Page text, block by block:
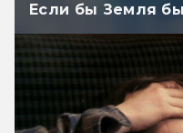
Если бы Земля